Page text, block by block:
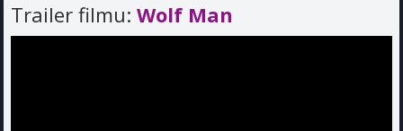
Trailer filmu: Wolf Man